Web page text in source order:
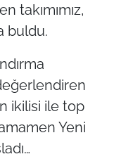
takımımız,
buldu.
ikilisi ile top
Yeni